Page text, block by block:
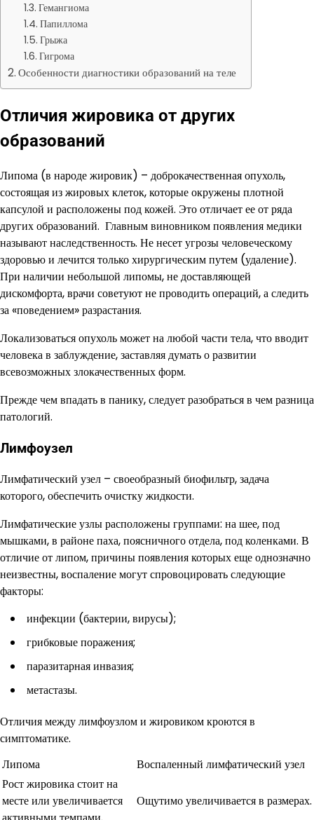
Гемангиома
Папиллома
Грыжа
Гигрома
Особенности диагностики образований на теле
Отличия жировика от других
образований
Липома (в народе жировик) – доброкачественная опухоль,
состоящая из жировых клеток, которые окружены плотной
капсулой и расположены под кожей. Это отличает ее от ряда
других образований. Главным виновником появления медики
называют наследственность. Не несет угрозы человеческому
здоровью и лечится только хирургическим путем (удаление).
При наличии небольшой липомы, не доставляющей
дискомфорта, врачи советуют не проводить операций, а следить
за «поведением» разрастания.
Локализоваться опухоль может на любой части тела, что вводит
человека в заблуждение, заставляя думать о развитии
всевозможных злокачественных форм.
Прежде чем впадать в панику, следует разобраться в чем разница
патологий.
Лимфоузел
Лимфатический узел – своеобразный биофильтр, задача
которого, обеспечить очистку жидкости.
Лимфатические узлы расположены группами: на шее, под
мышками, в районе паха, поясничного отдела, под коленками. В
отличие от липом, причины появления которых еще однозначно
неизвестны, воспаление могут спровоцировать следующие
факторы:
инфекции (бактерии, вирусы);
грибковые поражения;
паразитарная инвазия;
метастазы.
Отличия между лимфоузлом и жировиком кроются в
симптоматике.
Липома
Воспаленный лимфатический узел
Рост жировика стоит на
месте или увеличивается
Ощутимо увеличивается в размерах.